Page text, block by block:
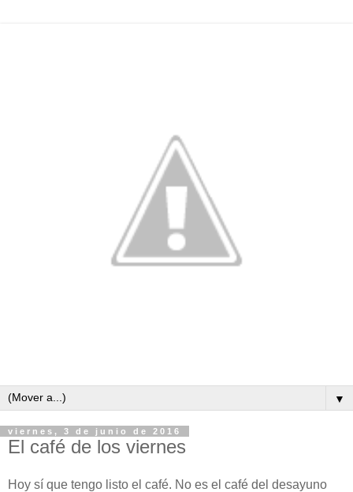
▼
viernes, 3 de junio de 2016
El café de los viernes
Hoy sí que tengo listo el café. No es el café del desayuno